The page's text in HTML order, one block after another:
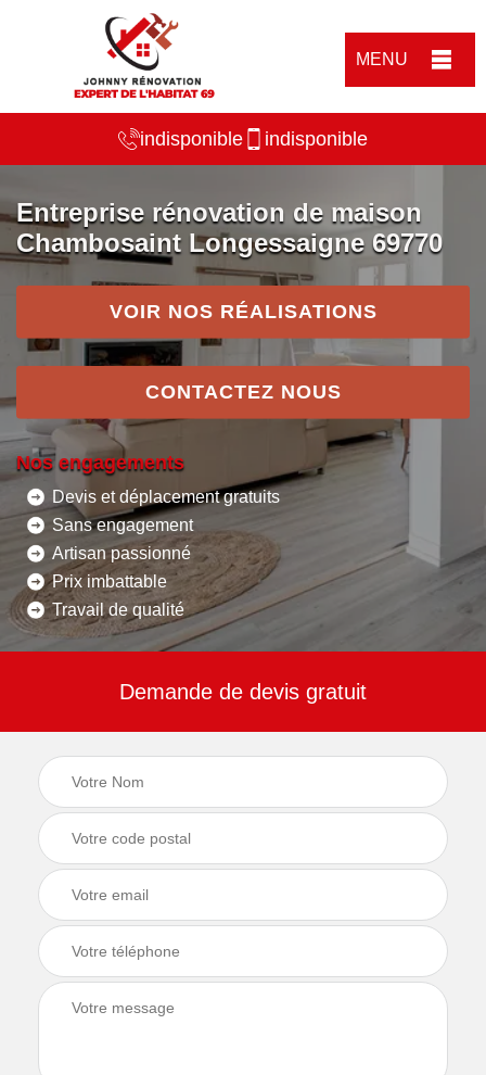
MENU
indisponible indisponible
Entreprise rénovation de maison
Chambosaint Longessaigne 69770
VOIR NOS RÉALISATIONS
CONTACTEZ NOUS
Nos engagements
Devis et déplacement gratuits
Sans engagement
Artisan passionné
Prix imbattable
Travail de qualité
Demande de devis gratuit